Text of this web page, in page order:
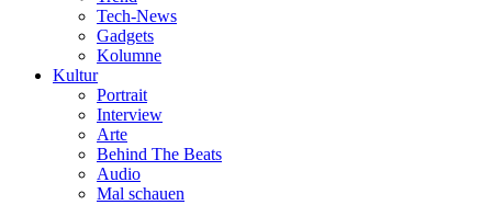
Tech-News
Gadgets
Kolumne
Kultur
Portrait
Interview
Arte
Behind The Beats
Audio
Mal schauen